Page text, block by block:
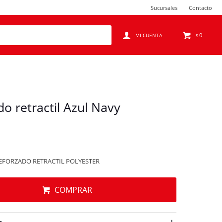
$0
Sucursales Contacto
retractil Azul Navy
RETRACTIL POLYESTER
COMPRAR